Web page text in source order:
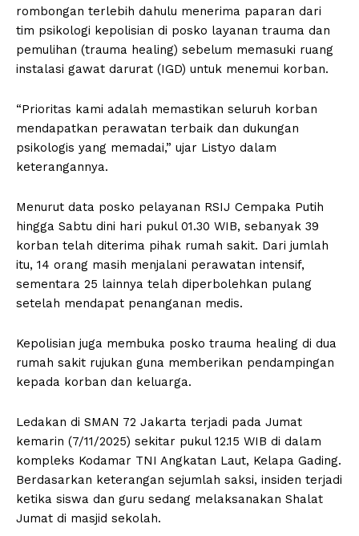
rombongan terlebih dahulu menerima paparan dari
tim psikologi kepolisian di posko layanan trauma dan
pemulihan (trauma healing) sebelum memasuki ruang
instalasi gawat darurat (IGD) untuk menemui korban.
“Prioritas kami adalah memastikan seluruh korban
mendapatkan perawatan terbaik dan dukungan
psikologis yang memadai,” ujar Listyo dalam
keterangannya.
Menurut data posko pelayanan RSIJ Cempaka Putih
hingga Sabtu dini hari pukul 01.30 WIB, sebanyak 39
korban telah diterima pihak rumah sakit. Dari jumlah
itu, 14 orang masih menjalani perawatan intensif,
sementara 25 lainnya telah diperbolehkan pulang
setelah mendapat penanganan medis.
Kepolisian juga membuka posko trauma healing di dua
rumah sakit rujukan guna memberikan pendampingan
kepada korban dan keluarga.
Ledakan di SMAN 72 Jakarta terjadi pada Jumat
kemarin (7/11/2025) sekitar pukul 12.15 WIB di dalam
kompleks Kodamar TNI Angkatan Laut, Kelapa Gading.
Berdasarkan keterangan sejumlah saksi, insiden terjadi
ketika siswa dan guru sedang melaksanakan Shalat
Jumat di masjid sekolah.